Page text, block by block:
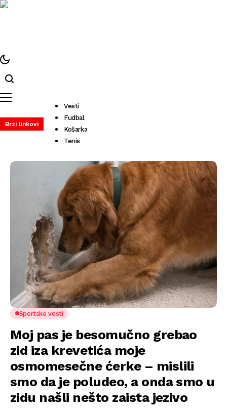
Brzi linkovi
Vesti
Fudbal
Košarka
Tenis
Sportske vesti
Moj pas je besomučno grebao
zid iza krevetića moje
osmomesečne ćerke – mislili
smo da je poludeo, a onda smo u
zidu našli nešto zaista jezivo